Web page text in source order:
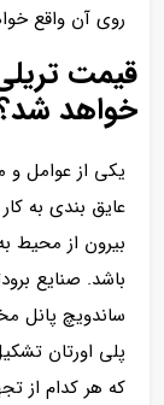
روی آن واقع
قیمت
خواهد
یکی از عوامل و
عایق بندی به
بیرون از محیط
باشد. صنایع
ساندویچ پانل
پلی اورتان
که هر کدام از